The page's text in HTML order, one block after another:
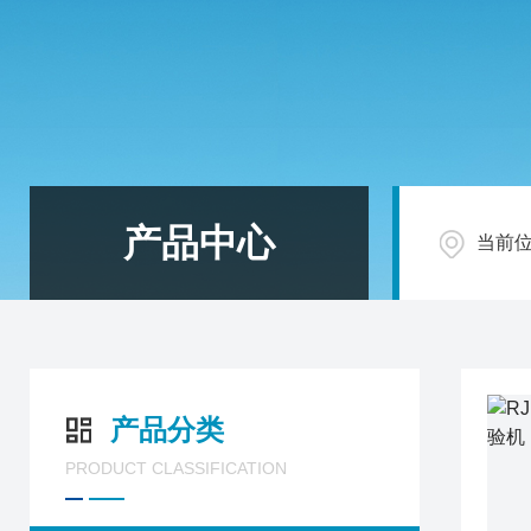
产品中心 当前
产品分类
PRODUCT CLASSIFICATION